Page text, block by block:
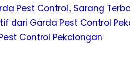
Pest Control., Sarang
dari Garda Pest Control
Control Pekalongan